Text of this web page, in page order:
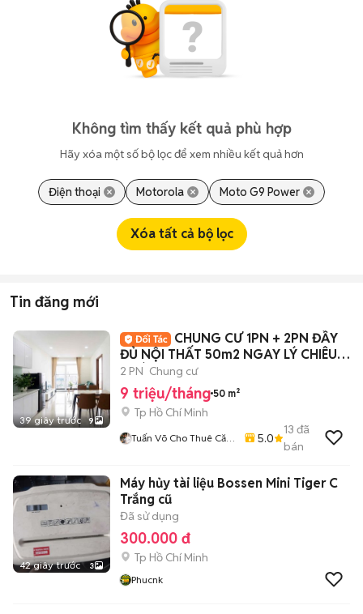
Không tìm thấy kết quả phù hợp
Hãy xóa một số bộ lọc để xem nhiều kết quả hơn
Điện thoại Motorola Moto G9 Power
Xóa tất cả bộ lọc
Tin đăng mới
39 giây trước 9
CHUNG CƯ 1PN + 2PN ĐẦY
ĐỦ NỘI THẤT 50m2 NGAY LÝ CHIÊU
HOÀNG Q6
2 PN Chung cư
9 triệu/tháng 50 m²
Tp Hồ Chí Minh
Tuấn Võ Cho Thuê Căn
5.0
13 đã
bán
42 giây trước 3
Máy hủy tài liệu Bossen Mini Tiger C
Trắng cũ
Đã sử dụng
300.000 đ
Tp Hồ Chí Minh
Phucnk